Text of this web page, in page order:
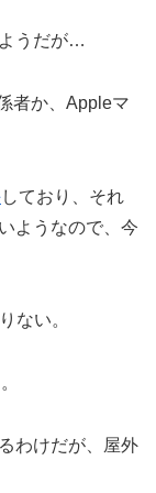
うだが…
者か、Appleマ
しており、それ
ようなので、今
ない。
わけだが、屋外